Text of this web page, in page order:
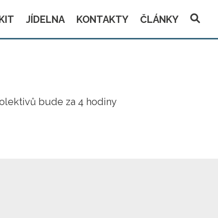
JÍDELNA KONTAKTY ČLÁNKY
bude za 4 hodiny